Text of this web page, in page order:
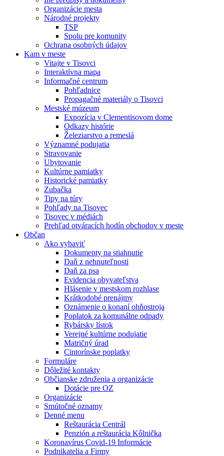
Organizácie mesta
Národné projekty
TSP
Spolu pre komunity
Ochrana osobných údajov
Kam v meste
Vitajte v Tisovci
Interaktívna mapa
Informačné centrum
Pohľadnice
Propagačné materiály o Tisovci
Mestské múzeum
Expozícia v Clementisovom dome
Odkazy histórie
Železiarstvo a remeslá
Významné podujatia
Stravovanie
Ubytovanie
Kultúrne pamiatky
Historické pamiatky
Zubačka
Tipy na túry
Pohľady na Tisovec
Tisovec v médiách
Prehľad otváracích hodín obchodov v meste
Občan
Ako vybaviť
Dokumenty na stiahnutie
Daň z nehnuteľnosti
Daň za psa
Evidencia obyvateľstva
Hlásenie v mestskom rozhlase
Krátkodobé prenájmy
Oznámenie o konaní ohňostroja
Poplatok za komunálne odpady
Rybársky lístok
Verejné kultúrne podujatie
Matričný úrad
Cintorínske poplatky
Formuláre
Dôležité kontakty
Občianske združenia a organizácie
Dotácie pre OZ
Organizácie
Smútočné oznamy
Denné menu
Reštaurácia Centrál
Penzión a reštaurácia Kôlnička
Koronavírus Covid-19 Informácie
Podnikatelia a Firmy